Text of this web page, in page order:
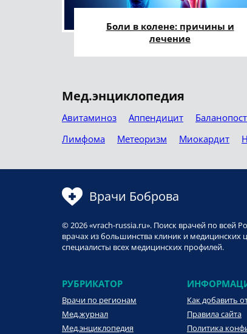
Боли в колене: причины и
лечение
Мед.энциклопедия
Авитаминоз Аппендицит
Лимфома
Метеоризм Миокардит
Врачи Боброва
© 2026 «vrach-russia.ru». Поиск врачей по всей
врачах из большинства клиник и медицинских
специалисты всех медицинских профилей.
РУБРИКАТОР
Врачи по регионам
Мед.журнал
Мед.энциклопедия
Как добавить
Правила сайта
Политика